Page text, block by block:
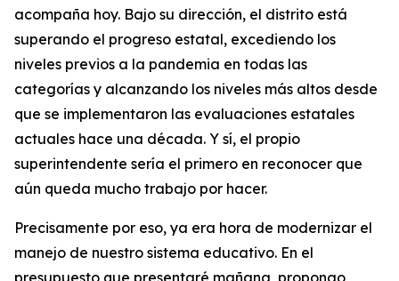
acompaña hoy. Bajo su dirección, el distrito está
superando el progreso estatal, excediendo los
niveles previos a la pandemia en todas las
categorías y alcanzando los niveles más altos desde
que se implementaron las evaluaciones estatales
actuales hace una década. Y sí, el propio
superintendente sería el primero en reconocer que
aún queda mucho trabajo por hacer.
Precisamente por eso, ya era hora de modernizar el
manejo de nuestro sistema educativo. En el
presupuesto que presentaré mañana, propongo